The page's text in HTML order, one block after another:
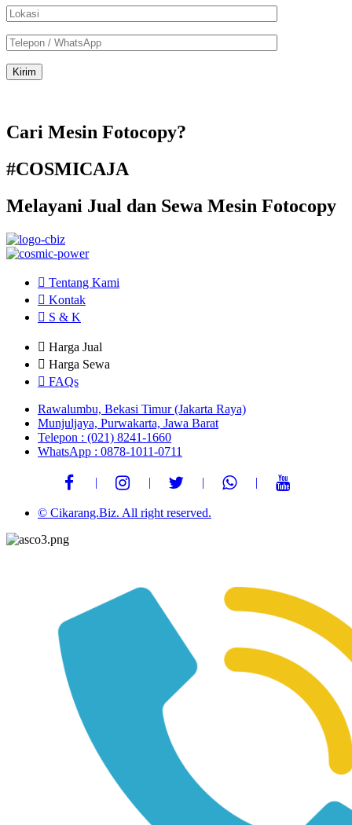
Cari Mesin Fotocopy?
#COSMICAJA
Melayani Jual dan Sewa Mesin Fotocopy
Tentang Kami
Kontak
S & K
Harga Jual
Harga Sewa
FAQs
Rawalumbu, Bekasi Timur (Jakarta Raya)
Munjuljaya, Purwakarta, Jawa Barat
Telepon : (021) 8241-1660
WhatsApp : 0878-1011-0711
© Cikarang.Biz. All right reserved.